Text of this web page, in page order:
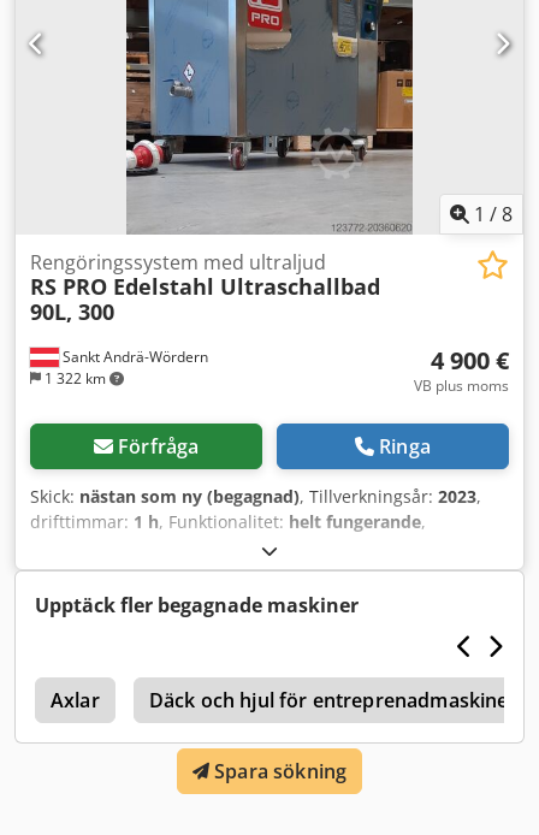
1 /8
Sankt Andrä-Wördern
1 322 km
Rengöringssystem med ultraljud
RS PRO Edelstahl Ultraschallbad
90L, 300
4 900 €
VB plus moms
Förfråga Ringa
Skick: nästan som ny (begagnad), Tillverkningsår: 2023,
drifttimmar: 1 h, Funktionalitet: helt fungerande,
2013-5191
Ultraljudsrengöringsanläggning, mindre än 2 driftstimmar
Codpfx Aoxqnqpsp Esrf
Upptäck fler begagnade maskiner
Axlar Däck och hjul för entreprenadmaskiner
Spara sökning